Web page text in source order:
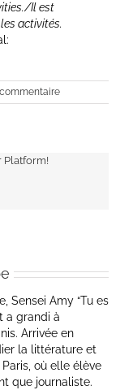
Il est
activités.
Platform!
Sensei Amy “Tu es
a grandi à
Arrivée en
la littérature et
Paris, où elle élève
que journaliste.